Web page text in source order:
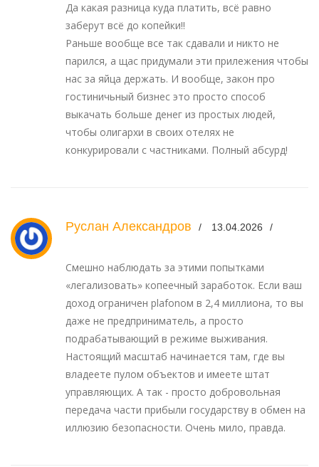
Да какая разница куда платить, всё равно
заберут всё до копейки!!
Раньше вообще все так сдавали и никто не
парился, а щас придумали эти прилежения чтобы
нас за яйца держать. И вообще, закон про
гостиничьный бизнес это просто способ
выкачать больше денег из простых людей,
чтобы олигархи в своих отелях не
конкурировали с частниками. Полный абсурд!
Руслан Александров 13.04.2026
Смешно наблюдать за этими попытками
«легализовать» копеечный заработок. Если ваш
доход ограничен plafonом в 2,4 миллиона, то вы
даже не предприниматель, а просто
подрабатывающий в режиме выживания.
Настоящий масштаб начинается там, где вы
владеете пулом объектов и имеете штат
управляющих. А так - просто добровольная
передача части прибыли государству в обмен на
иллюзию безопасности. Очень мило, правда.